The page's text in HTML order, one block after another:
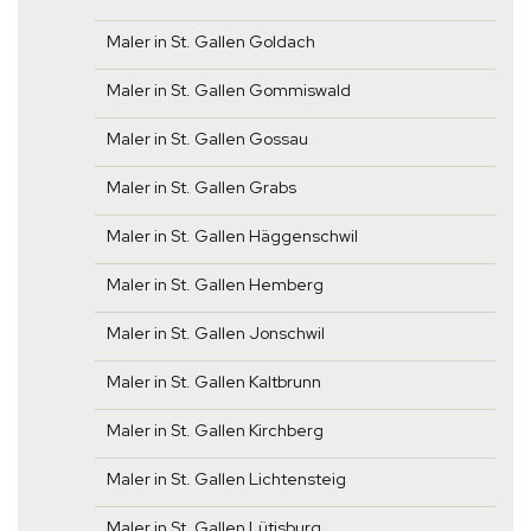
Maler in St. Gallen Goldach
Maler in St. Gallen Gommiswald
Maler in St. Gallen Gossau
Maler in St. Gallen Grabs
Maler in St. Gallen Häggenschwil
Maler in St. Gallen Hemberg
Maler in St. Gallen Jonschwil
Maler in St. Gallen Kaltbrunn
Maler in St. Gallen Kirchberg
Maler in St. Gallen Lichtensteig